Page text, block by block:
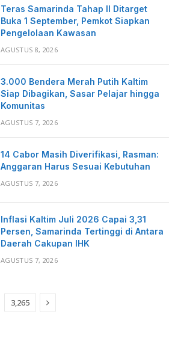
Teras Samarinda Tahap II Ditarget
Buka 1 September, Pemkot Siapkan
Pengelolaan Kawasan
AGUSTUS 8, 2026
3.000 Bendera Merah Putih Kaltim
Siap Dibagikan, Sasar Pelajar hingga
Komunitas
AGUSTUS 7, 2026
14 Cabor Masih Diverifikasi, Rasman:
Anggaran Harus Sesuai Kebutuhan
AGUSTUS 7, 2026
Inflasi Kaltim Juli 2026 Capai 3,31
Persen, Samarinda Tertinggi di Antara
Daerah Cakupan IHK
AGUSTUS 7, 2026
3,265 Next